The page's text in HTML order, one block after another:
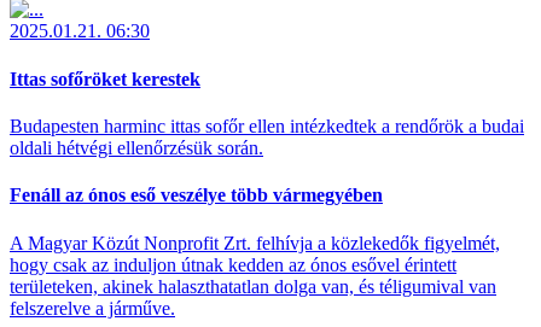
2025.01.21. 06:30
Ittas sofőröket kerestek
Budapesten harminc ittas sofőr ellen intézkedtek a rendőrök a budai
oldali hétvégi ellenőrzésük során.
Fenáll az ónos eső veszélye több vármegyében
A Magyar Közút Nonprofit Zrt. felhívja a közlekedők figyelmét,
hogy csak az induljon útnak kedden az ónos esővel érintett
területeken, akinek halaszthatatlan dolga van, és téligumival van
felszerelve a járműve.